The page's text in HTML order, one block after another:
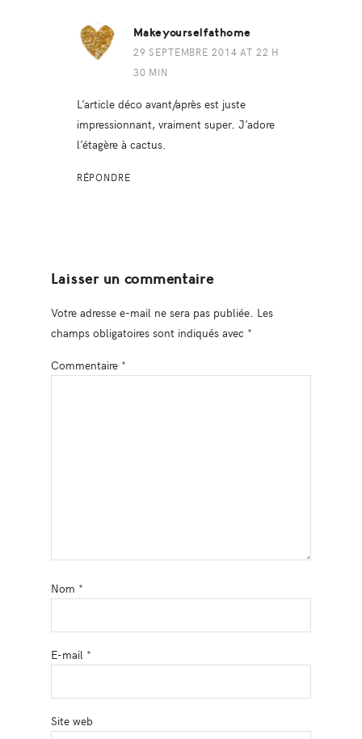
Makeyourselfathome
29 SEPTEMBRE 2014 AT 22 H
30 MIN
L’article déco avant/après est juste
impressionnant, vraiment super. J’adore
l’étagère à cactus.
RÉPONDRE
Laisser un commentaire
Votre adresse e-mail ne sera pas publiée. Les
champs obligatoires sont indiqués avec *
Commentaire *
Nom *
E-mail *
Site web